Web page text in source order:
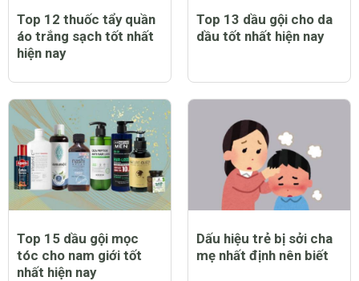
Top 12 thuốc tẩy quần
áo trắng sạch tốt nhất
hiện nay
Top 13 dầu gội cho da
dầu tốt nhất hiện nay
Top 15 dầu gội mọc
tóc cho nam giới tốt
nhất hiện nay
Dấu hiệu trẻ bị sởi cha
mẹ nhất định nên biết